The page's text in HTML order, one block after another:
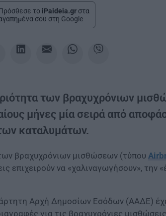
το iPaideia.gr στα
σου στη Google
των βραχυχρόνιων
μήνες μία σειρά από
καταλυμάτων.
βραχυχρόνιων μισθώσεων (τύπου
επιχειρούν να «χαλιναγωγήσουν», την
Αρχή Δημοσίων Εσόδων (ΑΑΔΕ)
για τις βραχυχρόνιες